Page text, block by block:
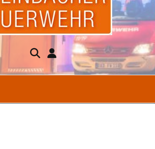
Steinbacher
Feuerwehr
Brandschutz da